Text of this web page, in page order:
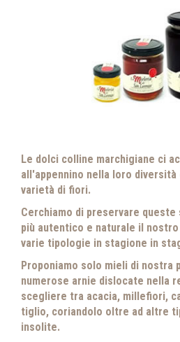
Le dolci colline marchigiane ci
all'appennino nella loro
varietà di fiori.
Cerchiamo di preservare
più autentico e naturale il
varie tipologie in stagione in
Proponiamo solo mieli di nostra
numerose arnie dislocate nella
scegliere tra acacia, millefiori,
tiglio, coriandolo oltre ad altre
insolite.